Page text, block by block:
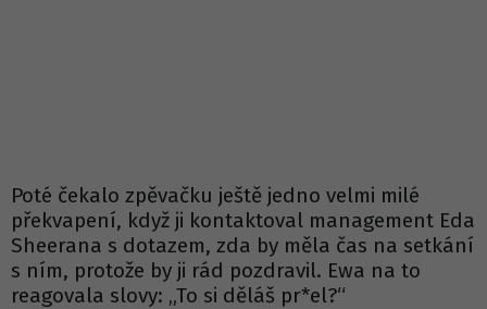
Poté čekalo zpěvačku ještě jedno velmi milé
překvapení, když ji kontaktoval management Eda
Sheerana s dotazem, zda by měla čas na setkání
s ním, protože by ji rád pozdravil. Ewa na to
reagovala slovy: „To si děláš pr*el?“